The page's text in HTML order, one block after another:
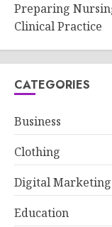
Preparing
Clinical Practice
CATEGORIES
Business
Clothing
Digital Marketing
Education